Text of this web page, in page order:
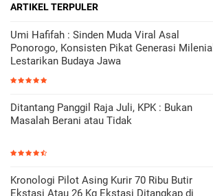
ARTIKEL TERPULER
Umi Hafifah : Sinden Muda Viral Asal
Ponorogo, Konsisten Pikat Generasi Milenial
Lestarikan Budaya Jawa
Ditantang Panggil Raja Juli, KPK : Bukan
Masalah Berani atau Tidak
Kronologi Pilot Asing Kurir 70 Ribu Butir
Ekstasi Atau 26 Kg Ekstasi Ditangkap di